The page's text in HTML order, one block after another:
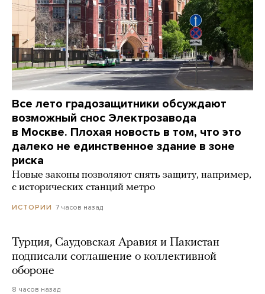
Все лето градозащитники обсуждают
возможный снос Электрозавода
в Москве. Плохая новость в том, что это
далеко не единственное здание в зоне
риска
Новые законы позволяют снять защиту, например,
с исторических станций метро
ИСТОРИИ 7 часов назад
Турция, Саудовская Аравия и Пакистан
подписали соглашение о коллективной
обороне
8 часов назад